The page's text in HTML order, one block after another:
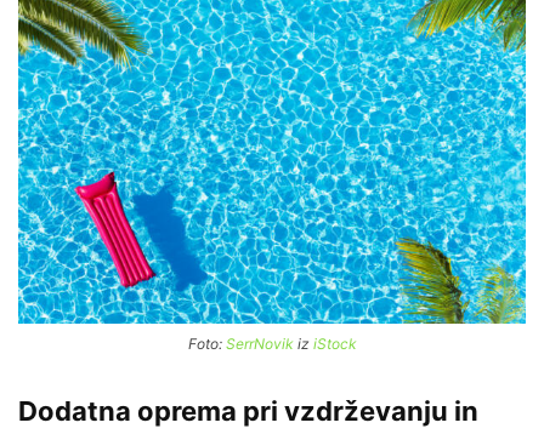
Foto: SerrNovikiz iStock
Dodatna oprema pri vzdrževanju in